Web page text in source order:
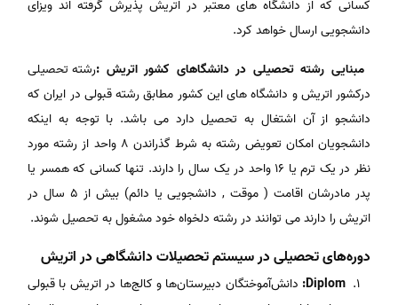
کسانی که از دانشگاه های معتبر در اتریش پذیرش گرفته اند ویزای
دانشجویی ارسال خواهد کرد.
مبنایی رشته تحصیلی در دانشگاهای کشور اتریش :رشته تحصیلی
درکشور اتریش و دانشگاه های این کشور مطابق رشته قبولی در ایران که
دانشجو از آن اشتغال به تحصیل دارد می باشد. با توجه به اینکه
دانشجویان امکان تعویض رشته به شرط گذراندن ۸ واحد از رشته مورد
نظر در یک ترم یا ۱۶ واحد در یک سال را دارند. تنها کسانی که همسر یا
پدر مادرشان اقامت ( موقت , دانشجویی یا دائم) بیش از ۵ سال در
اتریش را دارند می توانند در رشته دلخواه خود مشغول به تحصیل شوند.
دوره‌های‌ تحصیلی‌ در سیستم تحصیلات دانشگاهی در اتریش
Diplom:
دانش‌آموختگان‌ دبیرستان‌ها و کالج‌ها در اتریش‌ با قبولی‌